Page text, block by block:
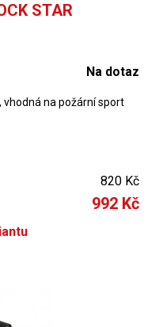
STAR
Na dotaz
vhodná na požární sport
820 Kč
992 Kč